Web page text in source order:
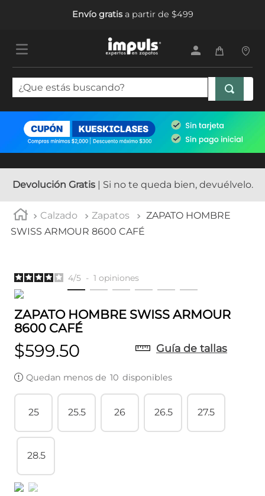
Envío gratisa partir de $499
¿Que estás buscando?
Devolución Gratis| Si no te queda bien, devuélvelo.
Calzado Zapatos
ZAPATO HOMBRE
SWISS ARMOUR 8600 CAFÉ
4/5 - 1 opiniones
ZAPATO HOMBRE SWISS ARMOUR
8600 CAFÉ
$599.50 Guía de tallas
Quedan menos de 10 disponibles
25 25.5 26 26.5 27.5
28.5
TÉRMINOS MÁS BUSCADOS
.
tenis mujer
tenis hombre
5. tenis